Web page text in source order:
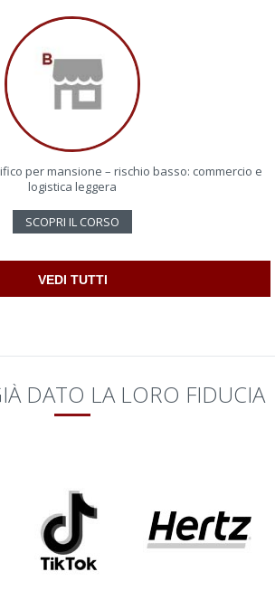
per mansione – rischio basso: commercio e
logistica leggera
SCOPRI IL CORSO
VEDI TUTTI
DATO LA LORO FIDUCIA